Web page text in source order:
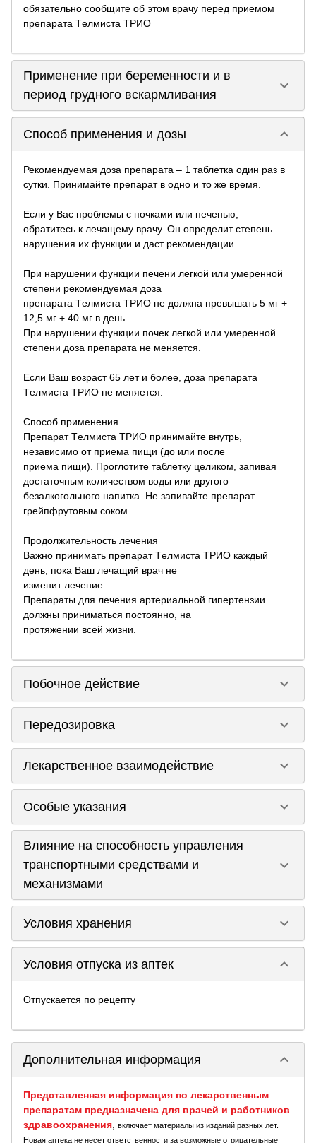
обязательно сообщите об этом врачу перед приемом
препарата Tелмиста ТРИО
Применение при беременности и в
период грудного вскармливания
keyboard_arrow_down
Способ применения и дозы keyboard_arrow_down
Рекомендуемая доза препарата – 1 таблетка один раз в
сутки. Принимайте препарат в одно и то же время.
Если у Вас проблемы с почками или печенью,
обратитесь к лечащему врачу. Он определит степень
нарушения их функции и даст рекомендации.
При нарушении функции печени легкой или умеренной
степени рекомендуемая доза
препарата Tелмиста ТРИО не должна превышать 5 мг +
12,5 мг + 40 мг в день.
При нарушении функции почек легкой или умеренной
степени доза препарата не меняется.
Если Ваш возраст 65 лет и более, доза препарата
Tелмиста ТРИО не меняется.
Способ применения
Препарат Tелмиста ТРИО принимайте внутрь,
независимо от приема пищи (до или после
приема пищи). Проглотите таблетку целиком, запивая
достаточным количеством воды или другого
безалкогольного напитка. Не запивайте препарат
грейпфрутовым соком.
Продолжительность лечения
Важно принимать препарат Tелмиста ТРИО каждый
день, пока Ваш лечащий врач не
изменит лечение.
Препараты для лечения артериальной гипертензии
должны приниматься постоянно, на
протяжении всей жизни.
Побочное действие keyboard_arrow_down
Передозировка keyboard_arrow_down
Лекарственное взаимодействие keyboard_arrow_down
Особые указания keyboard_arrow_down
Влияние на способность управления
транспортными средствами и
механизмами
keyboard_arrow_down
Условия хранения keyboard_arrow_down
Условия отпуска из аптек keyboard_arrow_down
Отпускается по рецепту
Дополнительная информация keyboard_arrow_down
Представленная информация по лекарственным
препаратам предназначена для врачей и работников
здравоохранения
включает материалы из изданий разных лет.
Новая аптека не несет ответственности за возможные отрицательные